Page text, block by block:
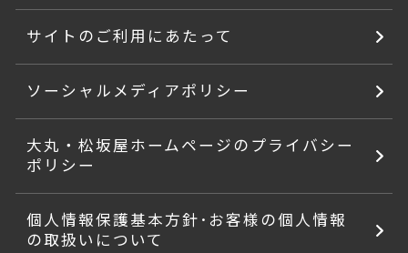
サイトのご利用にあたって
ソーシャルメディアポリシー
大丸・松坂屋ホームページのプライバシー
ポリシー
個人情報保護基本方針･お客様の個人情報
の取扱いについて